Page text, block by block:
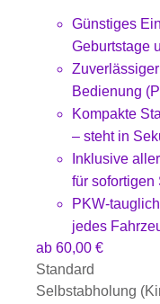
Günstiges
Geburtstage
Bedienung
Kompakte
– steht in
Inklusive
für sofortigen
PKW-
jedes
ab 60,00 €
Standard
Selbstabholung